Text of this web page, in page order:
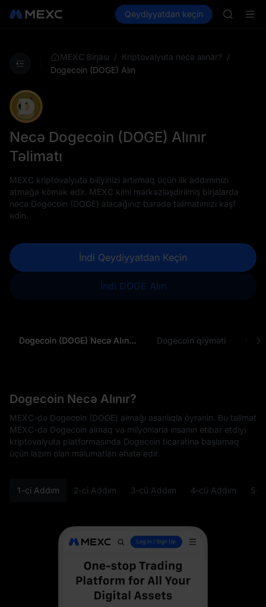
Bazarlar Spot Futures SPCX
Qeydiyyatdan keçin
SPCX
MEXC Birjası / Kriptovalyuta necə alınar? /
Dogecoin (DOGE) Alın
Necə Dogecoin (DOGE) Alınır
Təlimatı
MEXC kriptovalyuta biliyinizi artırmaq üçün ilk addımınızı
atmağa kömək edir. MEXC kimi mərkəzləşdirilmiş birjalarda
necə Dogecoin (DOGE) alacağınız barədə təlimatımızı kəşf
edin.
İndi Qeydiyyatdan Keçin
İndi DOGE Alın
Dogecoin (DOGE) Necə Alınır? Dogecoin qiyməti
Dogecoin Necə Alınır?
MEXC-də Dogecoin (DOGE) almağı asanlıqla öyrənin. Bu təlimat
MEXC-də Dogecoin almaq və milyonlarla insanın etibar etdiyi
kriptovalyuta platformasında Dogecoin ticarətinə başlamaq
üçün lazım olan məlumatları əhatə edir.
1-ci Addım 2-ci Addım 3-cü Addım 4-cü Addım 5-